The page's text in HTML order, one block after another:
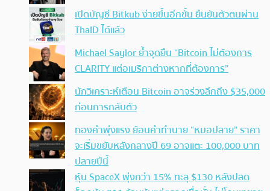
เปิดบัญชี Bitkub ง่ายขึ้นอีกขั้น ยืนยันตัวตนผ่าน
ThaID ได้แล้ว
Michael Saylor ย้ำจุดยืน “Bitcoin ไม่ต้องการ
CLARITY แต่อเมริกาต่างหากที่ต้องการ”
นักวิเคราะห์เตือน Bitcoin อาจร่วงลึกถึง $35,000
ก่อนการกลับตัว
ทองคำพุ่งแรง ย้อนคำทำนาย “หมอปลาย” ราคา
จะเริ่มขยับหลังกลางปี 69 อาจแตะ 100,000 บาท
ปลายปีนี้
หุ้น SpaceX พุ่งกว่า 15% ทะลุ $130 หลังปลด